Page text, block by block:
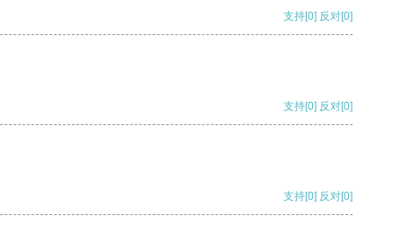
支持[0] 反对[0]
支持[0] 反对[0]
支持[0] 反对[0]